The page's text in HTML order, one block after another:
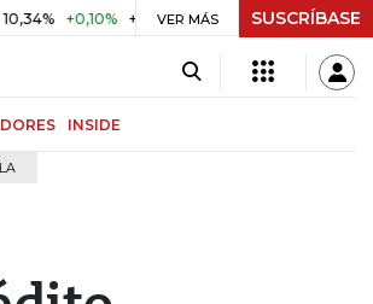
+0,10% +0,98% UVR $ 417,01 +$ 0,05
VER MÁS SUSCRÍBASE
INSIDE